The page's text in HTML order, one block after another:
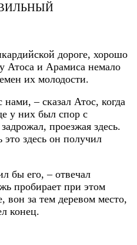
дороге, хорошо
Атоса и Арамиса немало
их молодости.
– сказал Атос, когда
у них был спор с
проезжая здесь.
здесь он получил
бы его, – отвечал
пробирает при этом
вон за тем деревом место,
конец.